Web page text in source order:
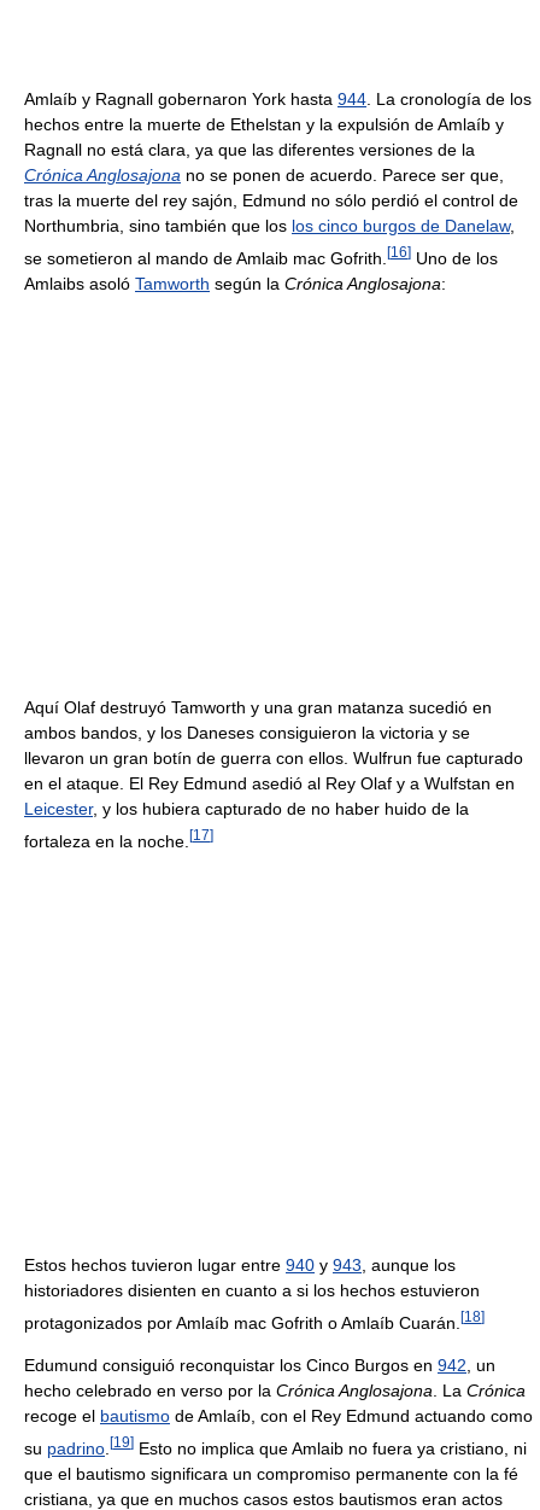
Amlaíb y Ragnall gobernaron York hasta 944. La cronología de los
hechos entre la muerte de Ethelstan y la expulsión de Amlaíb y
Ragnall no está clara, ya que las diferentes versiones de la
Crónica Anglosajona no se ponen de acuerdo. Parece ser que,
tras la muerte del rey sajón, Edmund no sólo perdió el control de
Northumbria, sino también que los los cinco burgos de Danelaw,
se sometieron al mando de Amlaib mac Gofrith. [16] Uno de los
Amlaibs asoló Tamworth según la Crónica Anglosajona:
Aquí Olaf destruyó Tamworth y una gran matanza sucedió en
ambos bandos, y los Daneses consiguieron la victoria y se
llevaron un gran botín de guerra con ellos. Wulfrun fue capturado
en el ataque. El Rey Edmund asedió al Rey Olaf y a Wulfstan en
Leicester, y los hubiera capturado de no haber huido de la
fortaleza en la noche. [17]
Estos hechos tuvieron lugar entre 940 y 943 , aunque los
historiadores disienten en cuanto a si los hechos estuvieron
protagonizados por Amlaíb mac Gofrith o Amlaíb Cuarán. [18]
Edumund consiguió reconquistar los Cinco Burgos en 942, un
hecho celebrado en verso por la Crónica Anglosajona. La Crónica
recoge el bautismo de Amlaíb, con el Rey Edmund actuando como
su padrino [19] Esto no implica que Amlaib no fuera ya cristiano, ni
que el bautismo significara un compromiso permanente con la fé
cristiana, ya que en muchos casos estos bautismos eran actos